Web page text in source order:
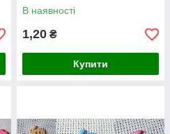
В наявності
1,20 ₴
Купити